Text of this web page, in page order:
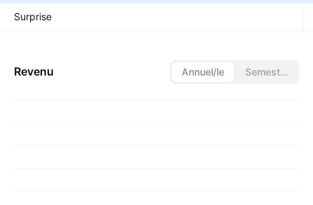
Surprise
Revenu Annuel/le Semestriel